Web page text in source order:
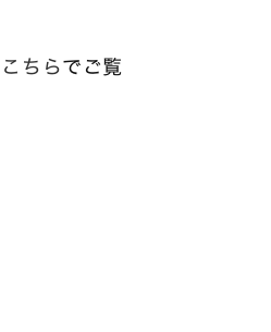
こちらでご覧